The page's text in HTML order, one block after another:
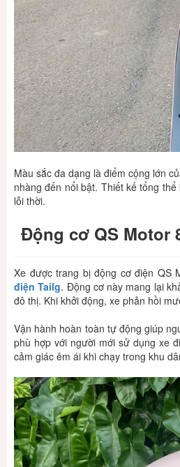
Màu sắc đa dạng là điểm cộng lớn
nhàng đến nổi bật. Thiết kế tổng
lỗi thời.
Động cơ QS Motor
Xe được trang bị động cơ điện QS
điện Tailg. Động cơ này mang lại
đô thị. Khi khởi động, xe phản hồi
Vận hành hoàn toàn tự động giúp
phù hợp với người mới sử dụng xe
cảm giác êm ái khi chạy trong khu